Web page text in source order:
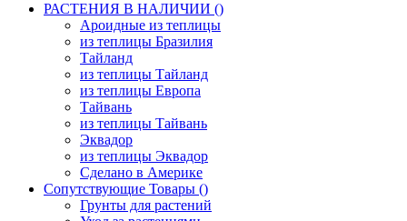
РАСТЕНИЯ В НАЛИЧИИ ()
Ароидные из теплицы
из теплицы Бразилия
Тайланд
из теплицы Тайланд
из теплицы Европа
Тайвань
из теплицы Тайвань
Эквадор
из теплицы Эквадор
Сделано в Америке
Сопутствующие Товары ()
Грунты для растений